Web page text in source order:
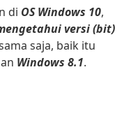
di OS Windows 10,
versi (bit)
saja, baik itu
Windows 8.1.